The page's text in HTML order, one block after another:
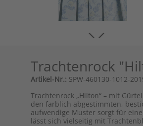
Trachtenrock
Artikel-Nr.: SPW-460130-1012-
Trachtenrock „Hilton“ – mit
den farblich abgestimmten,
aufwendige Muster sorgt für
lässt sich vielseitig mit